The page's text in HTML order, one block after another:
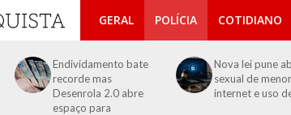
GERAL POLÍCIA COTIDIANO
Endividamento bate
recorde mas
Desenrola 2.0 abre
espaço para
Nova lei pune
sexual de
internet e uso